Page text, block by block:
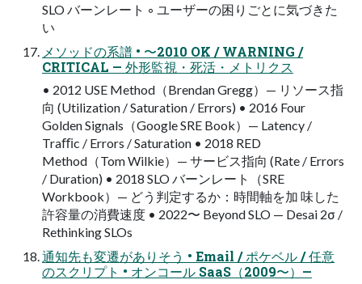
SLO バーンレート ◦ ユーザーの困りごとに気づきた
い
メソッドの系譜 • 〜2010 OK / WARNING /
CRITICAL — 外形監視・死活・メトリクス
• 2012 USE Method（Brendan Gregg）— リソース指
向 (Utilization / Saturation / Errors) • 2016 Four
Golden Signals（Google SRE Book）— Latency /
Traﬃc / Errors / Saturation • 2018 RED
Method（Tom Wilkie）— サービス指向 (Rate / Errors
/ Duration) • 2018 SLO バーンレート（SRE
Workbook）— どう判定するか：時間軸を加 味した
許容量の消費速度 • 2022〜 Beyond SLO — Desai 2σ /
Rethinking SLOs
通知先も変遷がありそう • Email / ポケベル / 任意
のスクリプト • オンコール SaaS（2009〜）—